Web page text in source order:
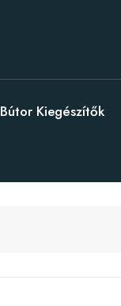
Bútor Kiegészítők